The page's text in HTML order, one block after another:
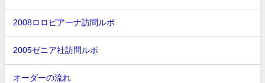
2008ロロピアーナ訪問ルポ
2005ゼニア社訪問ルポ
オーダーの流れ